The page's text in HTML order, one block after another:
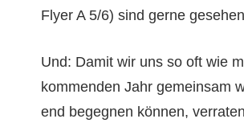
Fly­er A 5/6) sind gerne
Und: Damit wir uns so oft wie
kom­menden Jahr gemein­sam
end begeg­nen kön­nen,